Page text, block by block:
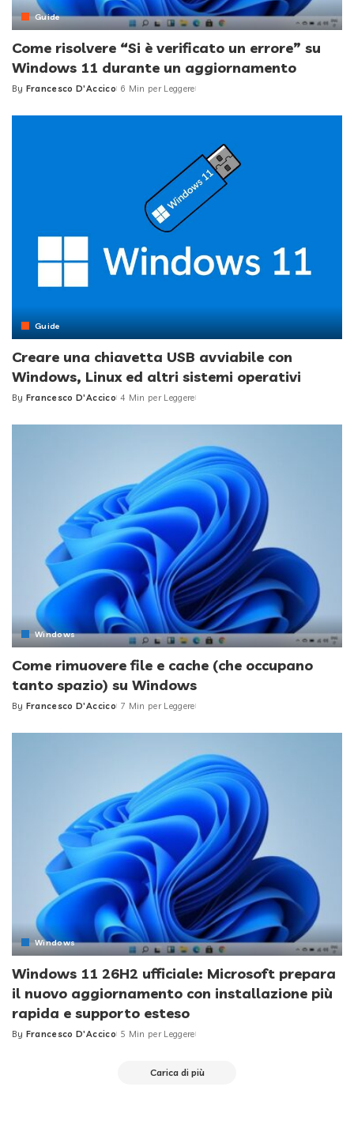
Guide
Come risolvere “Si è verificato un errore” su
Windows 11 durante un aggiornamento
Posted
By Francesco D'Accico 6 Min per Leggere
Guide
Creare una chiavetta USB avviabile con
Windows, Linux ed altri sistemi operativi
Posted
By Francesco D'Accico 4 Min per Leggere
Windows
Come rimuovere file e cache (che occupano
tanto spazio) su Windows
Posted
By Francesco D'Accico 7 Min per Leggere
Windows
Windows 11 26H2 ufficiale: Microsoft prepara
il nuovo aggiornamento con installazione più
rapida e supporto esteso
Posted
By Francesco D'Accico 5 Min per Leggere
Carica di più